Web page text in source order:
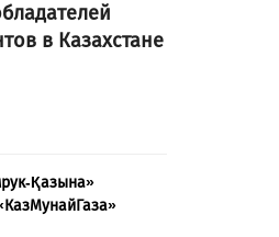
в Казахстане
Қазына»